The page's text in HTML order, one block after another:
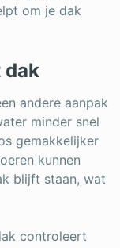
om je dak
dak
andere aanpak
minder snel
gemakkelijker
kunnen
blijft staan, wat
controleert